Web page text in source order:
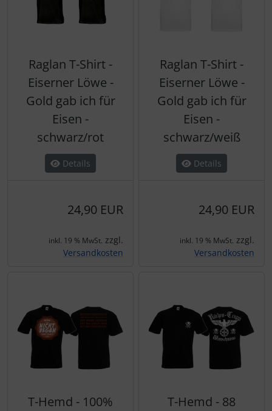
Raglan T-Shirt -
Eiserner Löwe -
Gold gab ich für
Eisen -
schwarz/rot
Details
24,90 EUR
inkl. 19 % MwSt. zzgl.
Versandkosten
Raglan T-Shirt -
Eiserner Löwe -
Gold gab ich für
Eisen -
schwarz/weiß
Details
24,90 EUR
inkl. 19 % MwSt. zzgl.
Versandkosten
T-Hemd - 100%
T-Hemd - 88